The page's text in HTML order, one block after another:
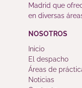
Madrid que
en diversas
NOSOTROS
Inicio
El despacho
Áreas de
Noticias